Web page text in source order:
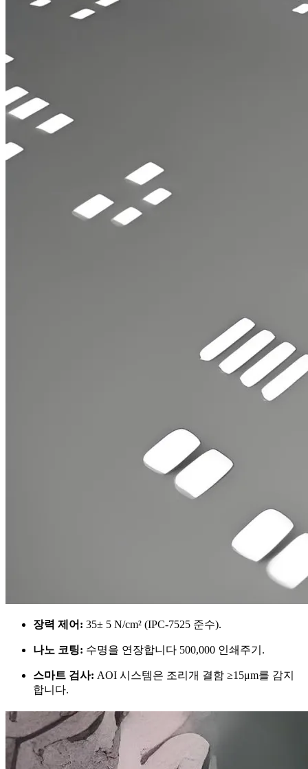
장력 제어: 35± 5 N/cm² (IPC-7525 준수).
나노 코팅: 수명을 연장합니다 500,000 인쇄주기.
스마트 검사: AOI 시스템은 조리개 결함 ≥15μm를 감지
합니다.